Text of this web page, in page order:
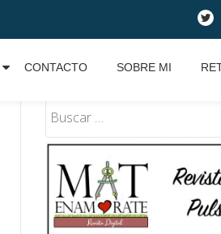
fa-
CONTACTO SOBRE MI